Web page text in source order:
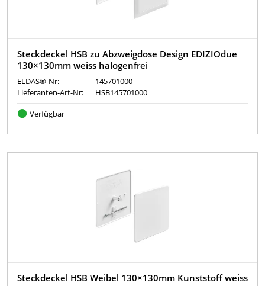
Steckdeckel HSB zu Abzweigdose Design EDIZIOdue
130×130mm weiss halogenfrei
ELDAS®-Nr:
145701000
Lieferanten-Art-Nr:
HSB145701000
Verfügbar
Steckdeckel HSB Weibel 130×130mm Kunststoff weiss